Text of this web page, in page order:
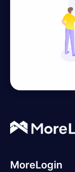
MoreLogin